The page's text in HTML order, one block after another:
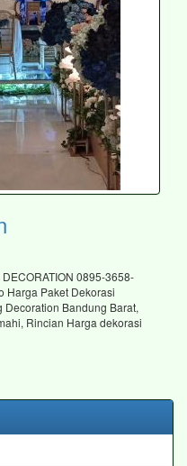
0895-3658-
Harga Paket Dekorasi
Bandung Barat,
Rincian Harga dekorasi